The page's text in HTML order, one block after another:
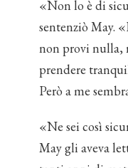
«Non lo è di
sentenziò May.
non provi nulla,
prendere
Però a me
«Ne sei così
May gli aveva